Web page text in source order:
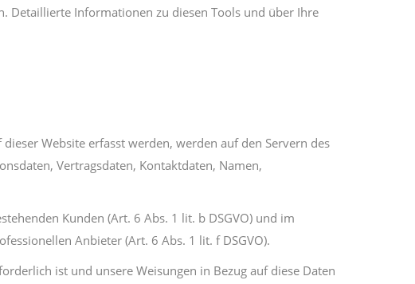
Detaillierte Informationen zu diesen Tools und über Ihre
Website erfasst werden, werden auf den Servern des
Vertragsdaten, Kontaktdaten, Namen,
Kunden (Art. 6 Abs. 1 lit. b DSGVO) und im
Anbieter (Art. 6 Abs. 1 lit. f DSGVO).
ist und unsere Weisungen in Bezug auf diese Daten